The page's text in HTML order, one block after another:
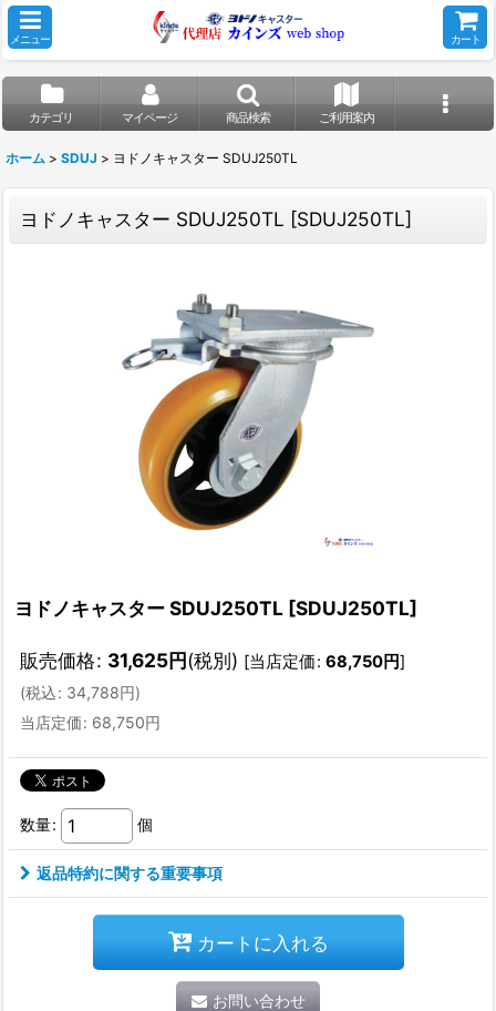
メニュー カート
カテゴリ マイページ 商品検索 ご利用案内
ホーム > SDUJ > ヨドノキャスター SDUJ250TL
ヨドノキャスター SDUJ250TL [SDUJ250TL]
ヨドノキャスター SDUJ250TL [SDUJ250TL]
販売価格: 31,625円(税別) [当店定価: 68,750円]
(税込: 34,788円)
当店定価: 68,750円
数量: 個
返品特約に関する重要事項
カートに入れる
お問い合わせ